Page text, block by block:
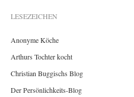
LESEZEICHEN
Anonyme Köche
Arthurs Tochter kocht
Christian Buggischs Blog
Der Persönlichkeits-Blog